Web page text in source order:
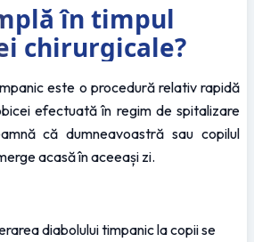
în timpul
chirurgicale?
este o procedură relativ rapidă
efectuată în regim de spitalizare
că dumneavoastră sau copilul
acasă în aceeași zi.
diabolului timpanic la copii se